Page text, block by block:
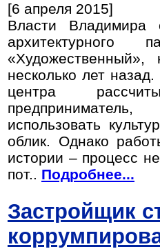
[6 апреля 2015]
Власти Владимира
архитектурного
«Художественный»,
несколько лет
центра
использовать
облик. Однако
истории – процесс
пот.. Подробнее...
Застройщик